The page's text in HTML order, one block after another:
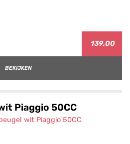
139.00
BEKIJKEN
Piaggio 50CC